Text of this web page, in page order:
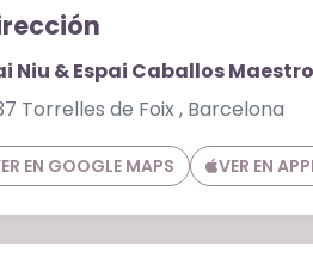
Niu & Espai Caballos
Torrelles de Foix , Barcelona
EN GOOGLE MAPS VER EN